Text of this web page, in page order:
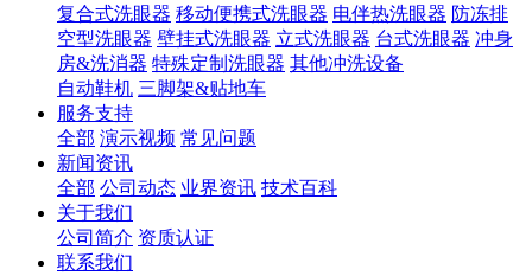
复合式洗眼器 移动便携式洗眼器 电伴热洗眼器 防冻排
空型洗眼器 壁挂式洗眼器 立式洗眼器 台式洗眼器 冲身
房&洗消器 特殊定制洗眼器 其他冲洗设备
自动鞋机 三脚架&贴地车
服务支持
全部 演示视频 常见问题
新闻资讯
全部 公司动态 业界资讯 技术百科
关于我们
公司简介 资质认证
联系我们